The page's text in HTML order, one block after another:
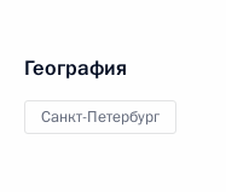
География
Санкт-Петербург